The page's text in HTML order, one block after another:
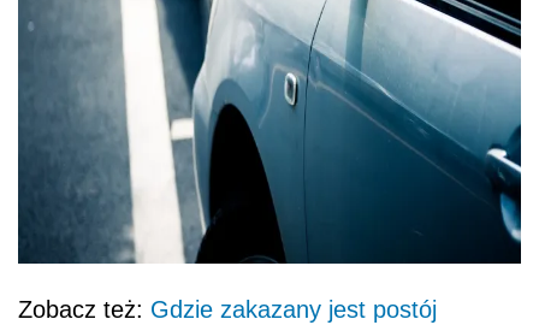
Zobacz też: Gdzie zakazany jest postój